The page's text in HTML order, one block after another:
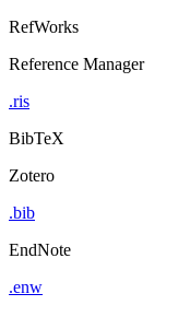
RefWorks
Reference Manager
.ris
BibTeX
Zotero
.bib
EndNote
.enw